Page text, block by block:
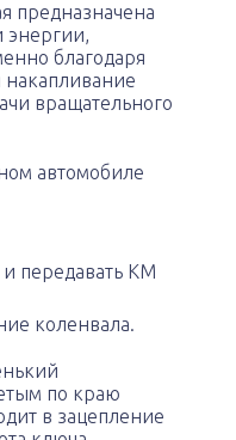
предназначена
энергии,
благодаря
накапливание
вращательного
автомобиле
передавать КМ
коленвала.
по краю
в зацепление